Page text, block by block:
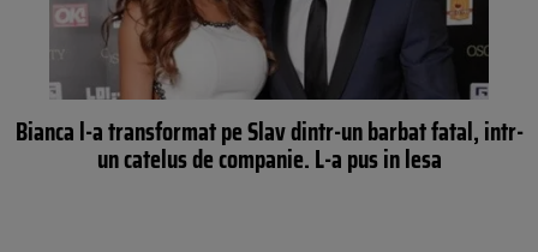
Bianca l-a transformat pe Slav dintr-un barbat fatal, intr-
un catelus de companie. L-a pus in lesa